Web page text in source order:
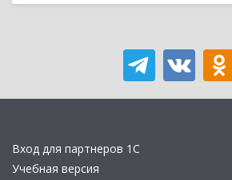
Вход для партнеров 1С
Учебная версия